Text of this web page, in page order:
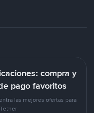
compra y
pago favoritos
las mejores ofertas para